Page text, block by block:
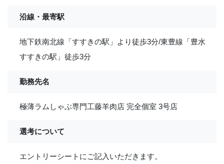
沿線・最寄駅
地下鉄南北線「すすきの駅」より徒歩3分/東豊線「豊水
すすきの駅」徒歩3分
勤務先名
極薄ラムしゃぶ専門工藤羊肉店 完全個室 3号店
選考について
エントリーシートにご記入いただきます。